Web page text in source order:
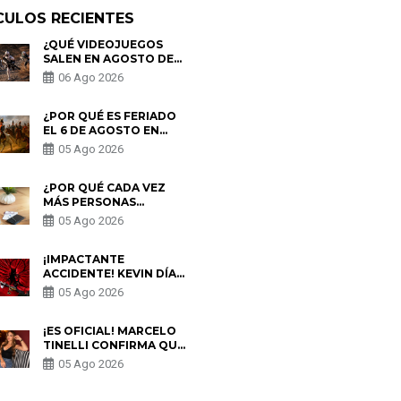
RECIENTES
¿QUÉ VIDEOJUEGOS
SALEN EN AGOSTO DE
2026? ESTOS SON LOS
ESTRENOS MÁS
06 Ago 2026
¿POR QUÉ ES FERIADO
EL 6 DE AGOSTO EN
PERÚ? ESTA ES LA
HISTORIA
05 Ago 2026
¿POR QUÉ CADA VEZ
MÁS PERSONAS
UTILIZAN UNA VPN
PARA PROTEGER SU
05 Ago 2026
¡IMPACTANTE
ACCIDENTE! KEVIN DÍAZ
CAE DESDE OCHO
METROS EN “ESTO ES
PREOCUPACIÓN
05 Ago 2026
¡ES OFICIAL! MARCELO
TINELLI CONFIRMA QUE
REGRESÓ CON MILETT
FIGUEROA: “EL AMOR
05 Ago 2026